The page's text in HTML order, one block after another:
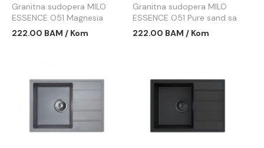
Granitna sudopera MILO
ESSENCE O51 Magnesia
white sa sifonom
222.00 BAM / Kom
Granitna sudopera MILO
ESSENCE O51 Pure sand sa
sifonom ESS.P.1KBO
222.00 BAM / Kom